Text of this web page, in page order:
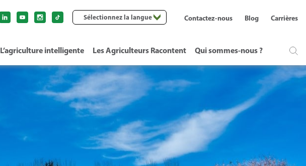
L’agriculture intelligente Les Agriculteurs Racontent Qui sommes-nous ?
Contactez-nous Blog Carrières
Sélectionnez la langue